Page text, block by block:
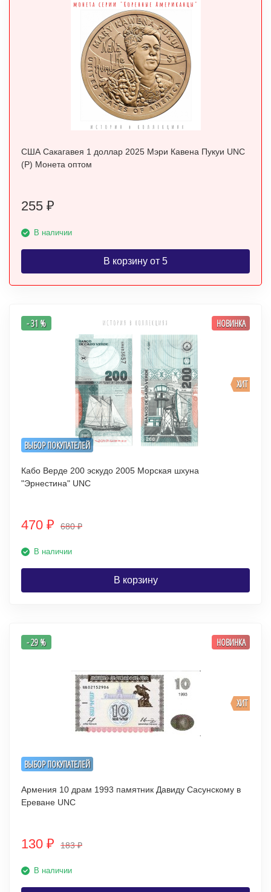
США Сакагавея 1 доллар 2025 Мэри Кавена Пукуи UNC
(P) Монета оптом
255 ₽
В наличии
В корзину от 5
ВЫБОР ПОКУПАТЕЛЕЙ
ХИТ
- 31 % НОВИНКА
Кабо Верде 200 эскудо 2005 Морская шхуна
"Эрнестина" UNC
470 ₽ 680₽
В наличии
В корзину
ВЫБОР ПОКУПАТЕЛЕЙ
ХИТ
- 29 % НОВИНКА
Армения 10 драм 1993 памятник Давиду Сасунскому в
Ереване UNC
130 ₽ 183₽
В наличии